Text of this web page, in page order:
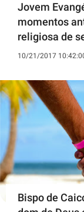
Jovem
momentos
religiosa de
10/21/2017
Bispo de